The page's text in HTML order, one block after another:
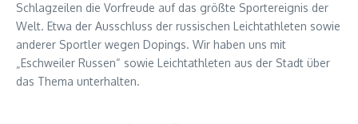
Schlagzeilen die Vorfreude auf das größte Sportereignis der
Welt. Etwa der Ausschluss der russischen Leichtathleten sowie
anderer Sportler wegen Dopings. Wir haben uns mit
„Eschweiler Russen“ sowie Leichtathleten aus der Stadt über
das Thema unterhalten.